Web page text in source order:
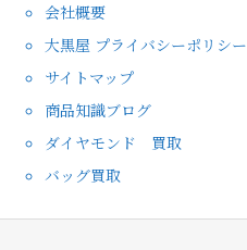
会社概要
大黒屋 プライバシーポリシー
サイトマップ
商品知識ブログ
ダイヤモンド 買取
バッグ買取